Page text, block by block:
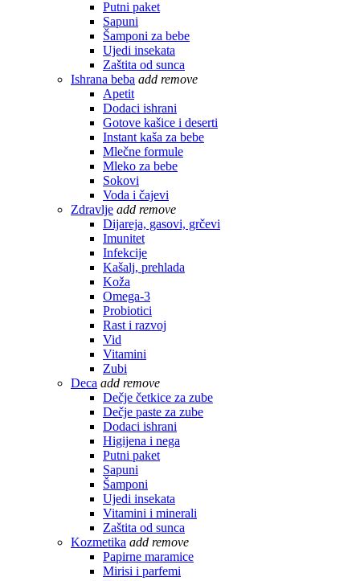
Putni paket
Sapuni
Šamponi za bebe
Ujedi insekata
Zaštita od sunca
Ishrana beba add remove
Apetit
Dodaci ishrani
Gotove kašice i deserti
Instant kaša za bebe
Mlečne formule
Mleko za bebe
Sokovi
Voda i čajevi
Zdravlje add remove
Dijareja, gasovi, grčevi
Imunitet
Infekcije
Kašalj, prehlada
Koža
Omega-3
Probiotici
Rast i razvoj
Vid
Vitamini
Zubi
Deca add remove
Dečje četkice za zube
Dečje paste za zube
Dodaci ishrani
Higijena i nega
Putni paket
Sapuni
Šamponi
Ujedi insekata
Vitamini i minerali
Zaštita od sunca
Kozmetika add remove
Papirne maramice
Mirisi i parfemi